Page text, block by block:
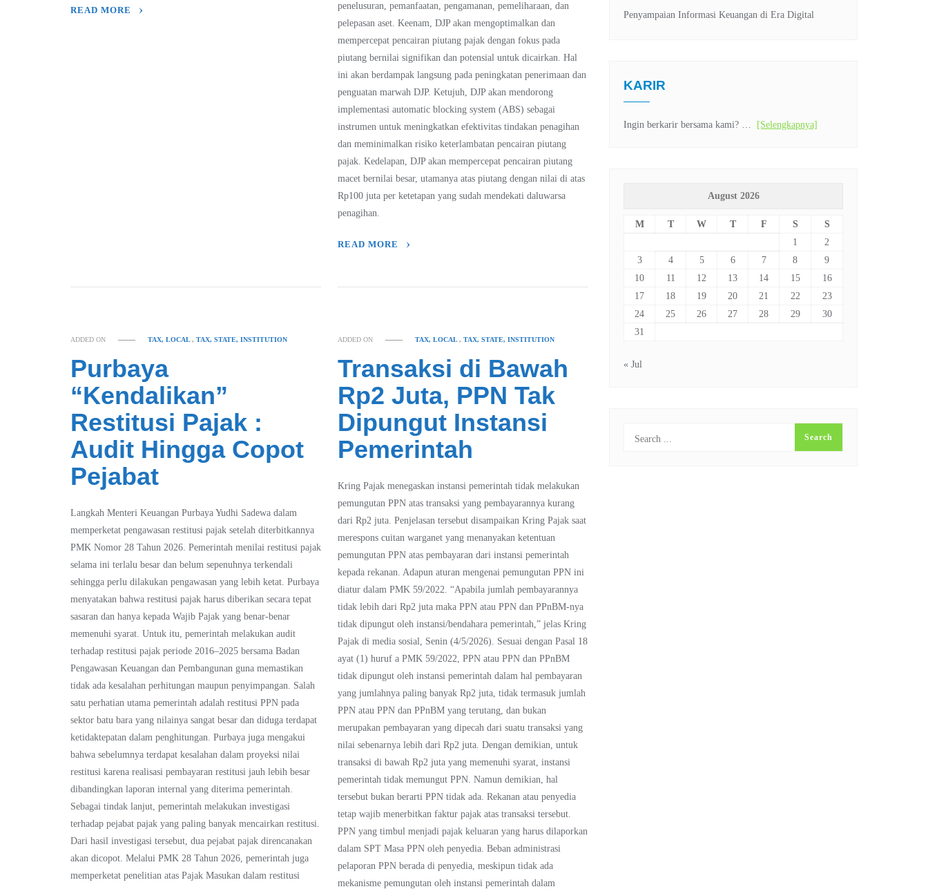
READ MORE
penelusuran, pemanfaatan, pengamanan, pemeliharaan, dan
pelepasan aset. Keenam, DJP akan mengoptimalkan dan
mempercepat pencairan piutang pajak dengan fokus pada
piutang bernilai signifikan dan potensial untuk dicairkan. Hal
ini akan berdampak langsung pada peningkatan penerimaan dan
penguatan marwah DJP. Ketujuh, DJP akan mendorong
implementasi automatic blocking system (ABS) sebagai
instrumen untuk meningkatkan efektivitas tindakan penagihan
dan meminimalkan risiko keterlambatan pencairan piutang
pajak. Kedelapan, DJP akan mempercepat pencairan piutang
macet bernilai besar, utamanya atas piutang dengan nilai di atas
Rp100 juta per ketetapan yang sudah mendekati daluwarsa
penagihan.
READ MORE
ADDED ON TAX, LOCAL,TAX, STATE, INSTITUTION
Purbaya
“Kendalikan”
Restitusi Pajak :
Audit Hingga Copot
Pejabat
Langkah Menteri Keuangan Purbaya Yudhi Sadewa dalam
memperketat pengawasan restitusi pajak setelah diterbitkannya
PMK Nomor 28 Tahun 2026. Pemerintah menilai restitusi pajak
selama ini terlalu besar dan belum sepenuhnya terkendali
sehingga perlu dilakukan pengawasan yang lebih ketat. Purbaya
menyatakan bahwa restitusi pajak harus diberikan secara tepat
sasaran dan hanya kepada Wajib Pajak yang benar-benar
memenuhi syarat. Untuk itu, pemerintah melakukan audit
terhadap restitusi pajak periode 2016–2025 bersama Badan
Pengawasan Keuangan dan Pembangunan guna memastikan
tidak ada kesalahan perhitungan maupun penyimpangan. Salah
satu perhatian utama pemerintah adalah restitusi PPN pada
sektor batu bara yang nilainya sangat besar dan diduga terdapat
ketidaktepatan dalam penghitungan. Purbaya juga mengakui
bahwa sebelumnya terdapat kesalahan dalam proyeksi nilai
restitusi karena realisasi pembayaran restitusi jauh lebih besar
dibandingkan laporan internal yang diterima pemerintah.
Sebagai tindak lanjut, pemerintah melakukan investigasi
terhadap pejabat pajak yang paling banyak mencairkan restitusi.
Dari hasil investigasi tersebut, dua pejabat pajak direncanakan
akan dicopot. Melalui PMK 28 Tahun 2026, pemerintah juga
memperketat penelitian atas Pajak Masukan dalam restitusi
ADDED ON TAX, LOCAL, TAX, STATE, INSTITUTION
Transaksi di Bawah
Rp2 Juta, PPN Tak
Dipungut Instansi
Pemerintah
Kring Pajak menegaskan instansi pemerintah tidak melakukan
pemungutan PPN atas transaksi yang pembayarannya kurang
dari Rp2 juta. Penjelasan tersebut disampaikan Kring Pajak saat
merespons cuitan warganet yang menanyakan ketentuan
pemungutan PPN atas pembayaran dari instansi pemerintah
kepada rekanan. Adapun aturan mengenai pemungutan PPN ini
diatur dalam PMK 59/2022. “Apabila jumlah pembayarannya
tidak lebih dari Rp2 juta maka PPN atau PPN dan PPnBM-nya
tidak dipungut oleh instansi/bendahara pemerintah,” jelas Kring
Pajak di media sosial, Senin (4/5/2026). Sesuai dengan Pasal 18
ayat (1) huruf a PMK 59/2022, PPN atau PPN dan PPnBM
tidak dipungut oleh instansi pemerintah dalam hal pembayaran
yang jumlahnya paling banyak Rp2 juta, tidak termasuk jumlah
PPN atau PPN dan PPnBM yang terutang, dan bukan
merupakan pembayaran yang dipecah dari suatu transaksi yang
nilai sebenarnya lebih dari Rp2 juta. Dengan demikian, untuk
transaksi di bawah Rp2 juta yang memenuhi syarat, instansi
pemerintah tidak memungut PPN. Namun demikian, hal
tersebut bukan berarti PPN tidak ada. Rekanan atau penyedia
tetap wajib menerbitkan faktur pajak atas transaksi tersebut.
PPN yang timbul menjadi pajak keluaran yang harus dilaporkan
dalam SPT Masa PPN oleh penyedia. Beban administrasi
pelaporan PPN berada di penyedia, meskipun tidak ada
mekanisme pemungutan oleh instansi pemerintah dalam
Penyampaian Informasi Keuangan di Era Digital
KARIR
Ingin berkarir bersama kami? … [Selengkapnya]
August 2026
M T W T F S
S
1
2
3
4 5 6 7 8
9
10
11 12 13 14 15
16
17
18 19 20 21 22
23
24
25 26 27 28 29
30
31
« Jul